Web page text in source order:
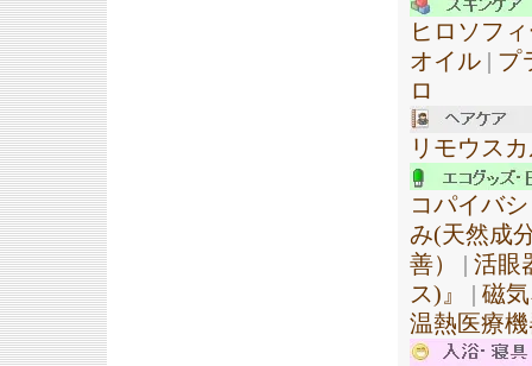
ヒロソフ
オイル | プ
ロ
リモウス
コパイバ
み(天然成
善）
| 活眼
ス)』
| 磁
温熱医療